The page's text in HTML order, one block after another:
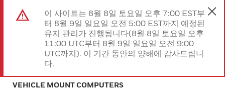
이 사이트는 8월 8일 토요일 오후 7:00 EST부
터 8월 9일 일요일 오전 5:00 EST까지 예정된
유지 관리가 진행됩니다(8월 8일 토요일 오후
11:00 UTC부터 8월 9일 일요일 오전 9:00
UTC까지). 이 기간 동안의 양해에 감사드립니
다.
VEHICLE MOUNT COMPUTERS